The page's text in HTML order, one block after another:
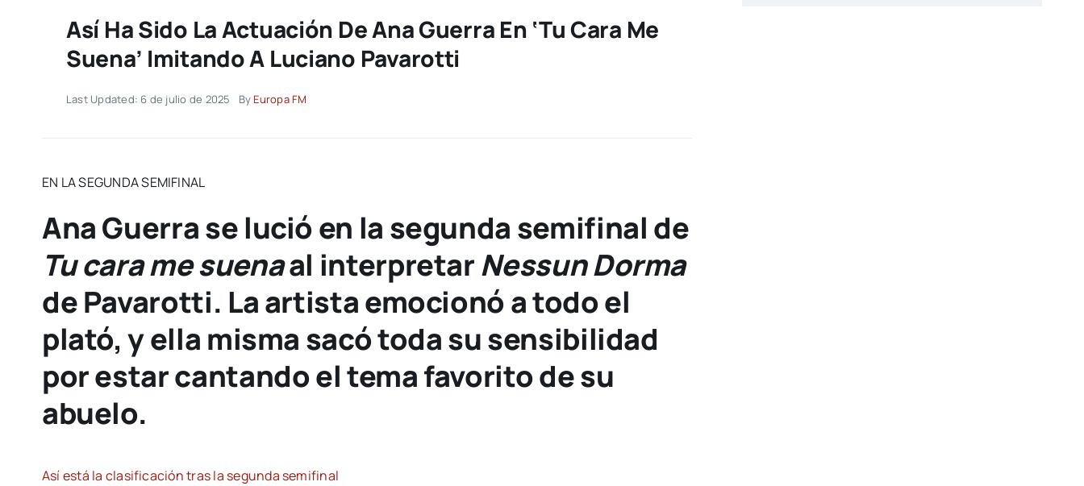
Así Ha Sido La Actuación De Ana Guerra En ‘Tu Cara Me
Suena’ Imitando A Luciano Pavarotti
Last Updated: 6 de julio de 2025 By Europa FM
EN LA SEGUNDA SEMIFINAL
Ana Guerra se lució en la segunda semifinal de
Tu cara me suenaal interpretarNessun Dorma
de Pavarotti. La artista emocionó a todo el
plató, y ella misma sacó toda su sensibilidad
por estar cantando el tema favorito de su
abuelo.
Así está la clasificación tras la segunda semifinal